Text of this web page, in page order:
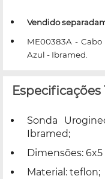
Vendido
ME00383A -
Azul - Ibramed.
Especificações
Sonda
Ibramed;
Dimensões: 6x5
Material: teflon;